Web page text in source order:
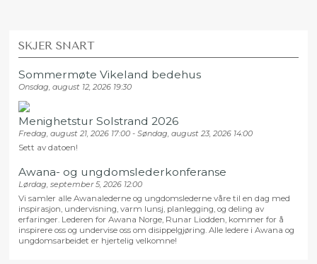
SKJER SNART
Sommermøte Vikeland bedehus
Onsdag, august 12, 2026 19:30
Menighetstur Solstrand 2026
Fredag, august 21, 2026 17:00 - Søndag, august 23, 2026 14:00
Sett av datoen!
Awana- og ungdomslederkonferanse
Lørdag, september 5, 2026 12:00
Vi samler alle Awanalederne og ungdomslederne våre til en dag med
inspirasjon, undervisning, varm lunsj, planlegging, og deling av
erfaringer. Lederen for Awana Norge, Runar Liodden, kommer for å
inspirere oss og undervise oss om disippelgjøring. Alle ledere i Awana og
ungdomsarbeidet er hjertelig velkomne!